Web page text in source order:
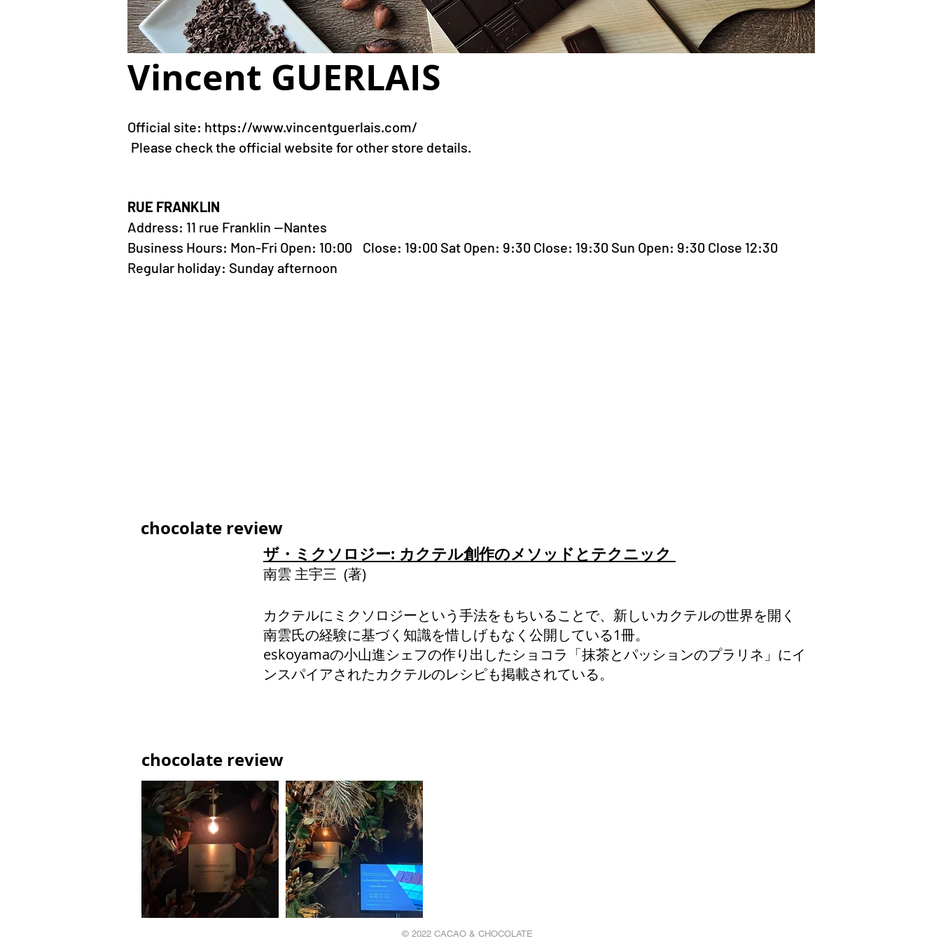
Vincent GUERLAIS
Official site: https://www.vincentguerlais.com/
Please check the official website for other store details.
RUE FRANKLIN
Address: 11 rue Franklin --Nantes
Business Hours: Mon-Fri Open: 10:00
Close: 19:00 Sat Open: 9:30 Close: 19:30 Sun Open: 9:30 Close 12:30
Regular holiday: Sunday afternoon
chocolate review
ザ・ミクソロジー: カクテル創作のメソッドとテクニック
南雲 主宇三 (著)
カクテルにミクソロジーという手法をもちいることで、新しいカクテルの世界を開く
南雲氏の経験に基づく知識を惜しげもなく公開している1冊。
eskoyamaの小山進シェフの作り出したショコラ「抹茶とパッションのプラリネ」にイ
ンスパイアされたカクテルのレシピも掲載されている。
chocolate review
© 2022 CACAO & CHOCOLATE